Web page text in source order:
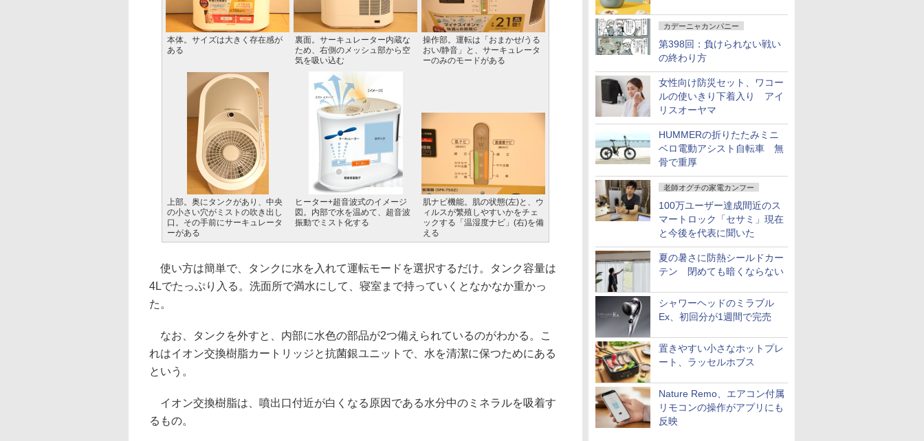
カデーニャカンパニー
第398回：負けられない戦い
の終わり方
女性向け防災セット、ワコー
ルの使いきり下着入り アイ
リスオーヤマ
HUMMERの折りたたみミニ
ベロ電動アシスト自転車 無
骨で重厚
老師オグチの家電カンフー
100万ユーザー達成間近のス
マートロック「セサミ」現在
と今後を代表に聞いた
夏の暑さに防熱シールドカー
テン 閉めても暗くならない
シャワーヘッドのミラブル
Ex、初回分が1週間で完売
置きやすい小さなホットプレ
ート、ラッセルホブス
Nature Remo、エアコン付属
リモコンの操作がアプリにも
反映
本体。サイズは大きく存在感が
ある
裏面。サーキュレーター内蔵な
ため、右側のメッシュ部から空
気を吸い込む
操作部。運転は「おまかせ/うる
おい/静音」と、サーキュレータ
ーのみのモードがある
上部。奥にタンクがあり、中央
の小さい穴がミストの吹き出し
口。その手前にサーキュレータ
ーがある
ヒーター+超音波式のイメージ
図。内部で水を温めて、超音波
振動でミスト化する
肌ナビ機能。肌の状態(左)と、ウ
ィルスが繁殖しやすいかをチェ
ックする「温湿度ナビ」(右)を備
える
使い方は簡単で、タンクに水を入れて運転モードを選択するだけ。タンク容量は
4Lでたっぷり入る。洗面所で満水にして、寝室まで持っていくとなかなか重かっ
た。
なお、タンクを外すと、内部に水色の部品が2つ備えられているのがわかる。こ
れはイオン交換樹脂カートリッジと抗菌銀ユニットで、水を清潔に保つためにある
という。
イオン交換樹脂は、噴出口付近が白くなる原因である水分中のミネラルを吸着す
るもの。